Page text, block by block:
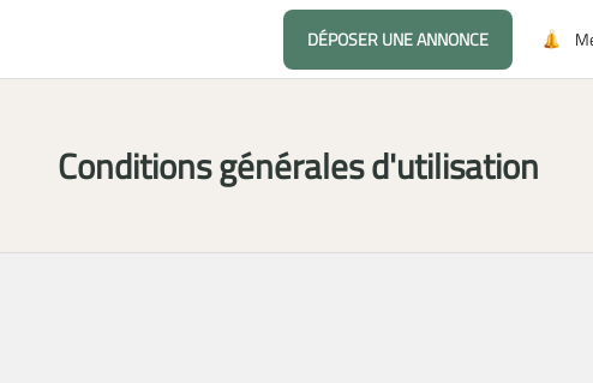
DÉPOSER UNE ANNONCE
Conditions générales d'utilisation